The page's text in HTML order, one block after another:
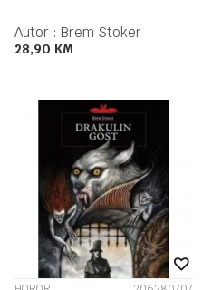
Autor : Brem Stoker
28,90 KM